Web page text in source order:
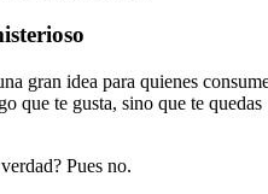
gran idea para quienes
que te gusta, sino que te quedas
Pues no.